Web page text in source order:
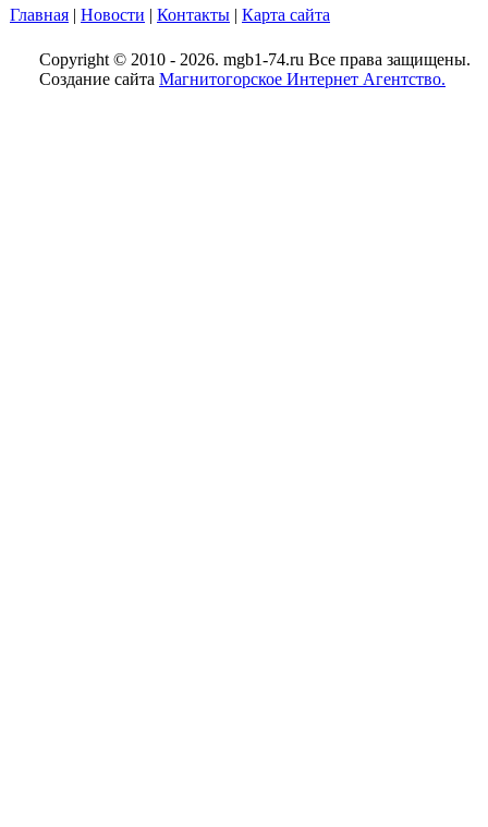
Главная | Новости | Контакты | Карта сайта
Copyright © 2010 - 2026. mgb1-74.ru Все права защищены.
Создание сайта Магнитогорское Интернет Агентство.